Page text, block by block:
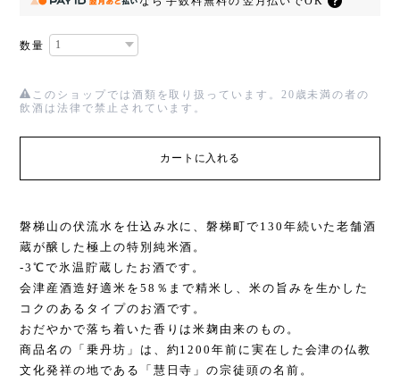
数量
このショップでは酒類を取り扱っています。20歳未満の者の
飲酒は法律で禁止されています。
カートに入れる
磐梯山の伏流水を仕込み水に、磐梯町で130年続いた老舗酒
蔵が醸した極上の特別純米酒。
-3℃で氷温貯蔵したお酒です。
会津産酒造好適米を58％まで精米し、米の旨みを生かした
コクのあるタイプのお酒です。
おだやかで落ち着いた香りは米麹由来のもの。
商品名の「乗丹坊」は、約1200年前に実在した会津の仏教
文化発祥の地である「慧日寺」の宗徒頭の名前。